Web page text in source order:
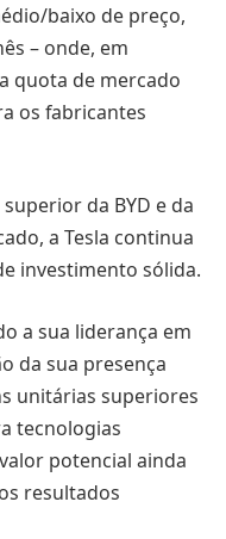
baixo de preço,
– onde, em
quota de mercado
os fabricantes
da BYD e da
a Tesla continua
investimento sólida.
a sua liderança em
da sua presença
unitárias superiores
tecnologias
potencial ainda
resultados